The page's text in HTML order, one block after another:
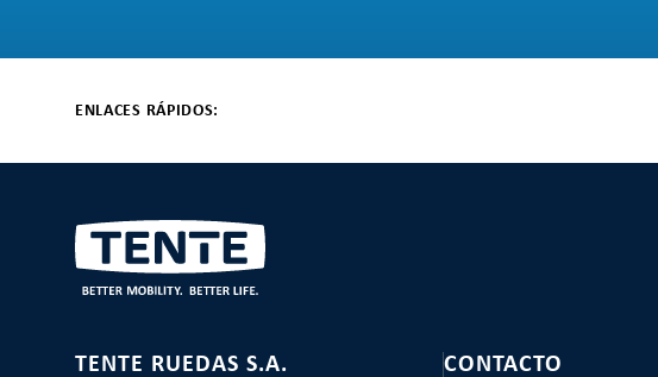
ENLACES RÁPIDOS:
TENTE RUEDAS S.A. CONTACTO